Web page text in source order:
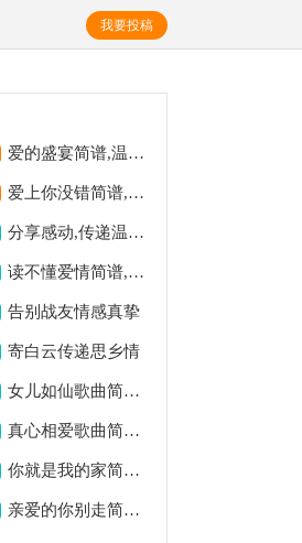
我要投稿
爱的盛宴简谱,温暖深情动人
爱上你没错简谱,深情爱恋之曲
分享感动,传递温暖情感
读不懂爱情简谱,诠释爱之迷茫
告别战友情感真挚
寄白云传递思乡情
女儿如仙歌曲简谱,尽显仙女之韵
真心相爱歌曲简谱,深情演绎爱意浓
你就是我的家简谱,温馨亲情之赞歌
亲爱的你别走简谱,深情挽留之歌